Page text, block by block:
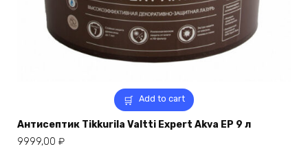
Add to cart
Антисептик Tikkurila Valtti Expert Akva EP 9 л
9999,00 ₽